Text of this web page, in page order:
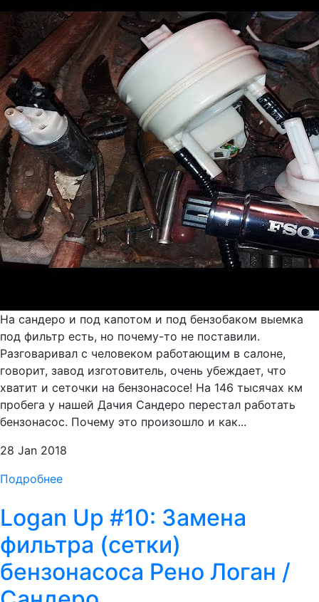
На сандеро и под капотом и под бензобаком выемка
под фильтр есть, но почему-то не поставили.
Разговаривал с человеком работающим в салоне,
говорит, завод изготовитель, очень убеждает, что
хватит и сеточки на бензонасосе! На 146 тысячах км
пробега у нашей Дачия Сандеро перестал работать
бензонасос. Почему это произошло и как...
28 Jan 2018
Подробнее
Logan Up #10: Замена
фильтра (сетки)
бензонасоса Рено Логан /